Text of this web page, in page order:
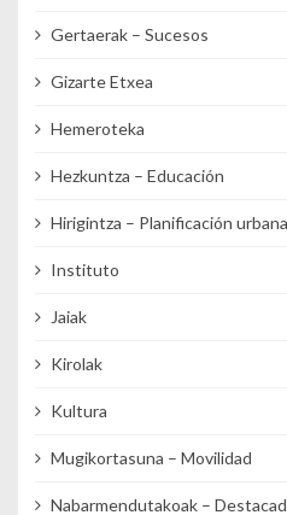
Gertaerak – Sucesos
Gizarte Etxea
Hemeroteka
Hezkuntza – Educación
Hirigintza – Planificación urbana
Instituto
Jaiak
Kirolak
Kultura
Mugikortasuna – Movilidad
Nabarmendutakoak –